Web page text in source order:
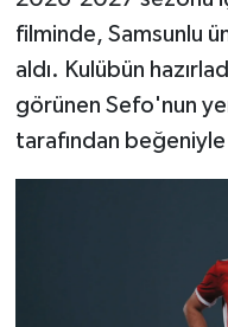
filminde, Samsunlu
aldı. Kulübün
görünen Sefo'nun
tarafından beğeniyle